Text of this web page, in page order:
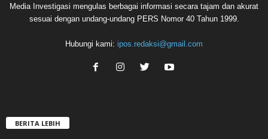
Media Investigasi mengulas berbagai informasi secara tajam dan akurat
sesuai dengan undang-undang PERS Nomor 40 Tahun 1999.
Hubungi kami: ipos.redaksi@gmail.com
BERITA LEBIH